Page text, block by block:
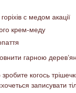
с медом акації
крем-меду
гарною
когось
записувати